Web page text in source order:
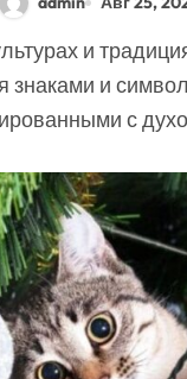
знаками и
с